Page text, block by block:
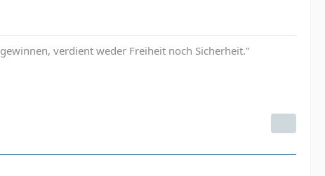
verdient weder Freiheit noch Sicherheit."